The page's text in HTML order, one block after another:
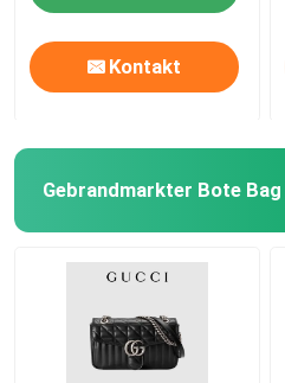
Kontakt
Gebrandmarkter Bote Bag